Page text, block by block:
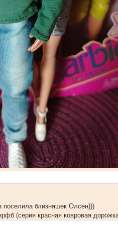
поселила близняшек Олсен)))
(серия красная ковровая